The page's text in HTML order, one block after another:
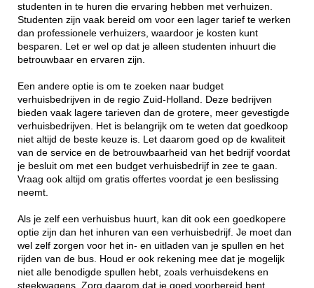
studenten in te huren die ervaring hebben met verhuizen.
Studenten zijn vaak bereid om voor een lager tarief te werken
dan professionele verhuizers, waardoor je kosten kunt
besparen. Let er wel op dat je alleen studenten inhuurt die
betrouwbaar en ervaren zijn.
Een andere optie is om te zoeken naar budget
verhuisbedrijven in de regio Zuid-Holland. Deze bedrijven
bieden vaak lagere tarieven dan de grotere, meer gevestigde
verhuisbedrijven. Het is belangrijk om te weten dat goedkoop
niet altijd de beste keuze is. Let daarom goed op de kwaliteit
van de service en de betrouwbaarheid van het bedrijf voordat
je besluit om met een budget verhuisbedrijf in zee te gaan.
Vraag ook altijd om gratis offertes voordat je een beslissing
neemt.
Als je zelf een verhuisbus huurt, kan dit ook een goedkopere
optie zijn dan het inhuren van een verhuisbedrijf. Je moet dan
wel zelf zorgen voor het in- en uitladen van je spullen en het
rijden van de bus. Houd er ook rekening mee dat je mogelijk
niet alle benodigde spullen hebt, zoals verhuisdekens en
steekwagens. Zorg daarom dat je goed voorbereid bent